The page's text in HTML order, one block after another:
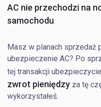
AC nie przechodzi na
samochodu.
Masz w planach sprzedaż
ubezpieczenie AC? Po
tej transakcji
zwrot pieniędzy za tę
wykorzystałeś.